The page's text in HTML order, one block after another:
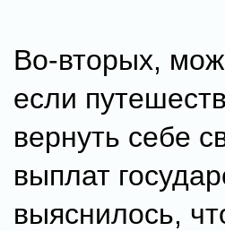
Во-вторых,
если
вернуть себе
выплат
выяснилось,